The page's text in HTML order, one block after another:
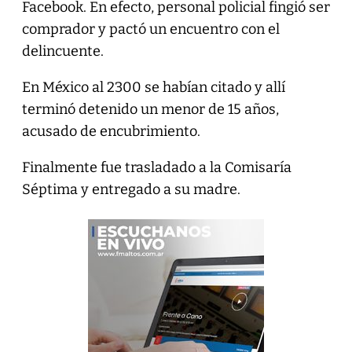
Facebook. En efecto, personal policial fingió ser
comprador y pactó un encuentro con el
delincuente.
En México al 2300 se habían citado y allí
terminó detenido un menor de 15 años,
acusado de encubrimiento.
Finalmente fue trasladado a la Comisaría
Séptima y entregado a su madre.